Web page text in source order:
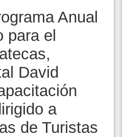
Anual
para el
David
a
de Turistas